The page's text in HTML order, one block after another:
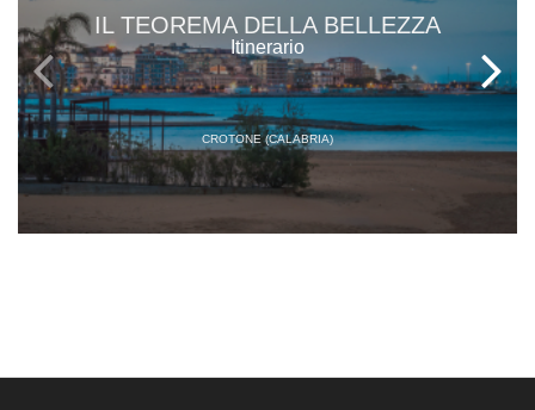
IL TEOREMA DELLA BELLEZZA
Itinerario
CROTONE (CALABRIA)